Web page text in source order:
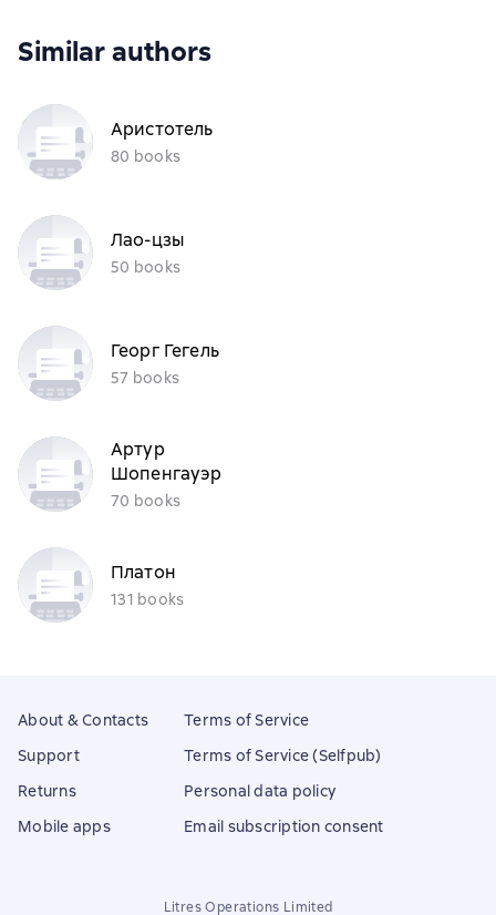
Similar authors
Аристотель
80 books
Лао-цзы
50 books
Георг Гегель
57 books
Артур
Шопенгауэр
70 books
Платон
131 books
About & Contacts
Support
Returns
Mobile apps
Terms of Service
Terms of Service (Selfpub)
Personal data policy
Email subscription consent
Litres Operations Limited